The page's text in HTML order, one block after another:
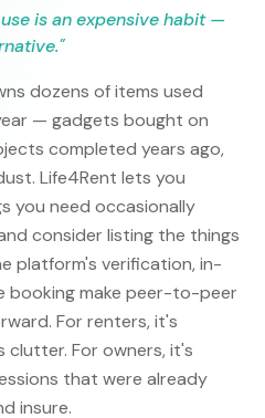
is an expensive habit —
"
dozens of items used
— gadgets bought on
completed years ago,
Life4Rent lets you
you need occasionally
consider listing the things
platform's verification, in-
booking make peer-to-peer
For renters, it's
clutter. For owners, it's
that were already
insure.